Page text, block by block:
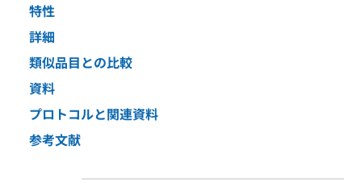
特性
詳細
類似品目との比較
資料
プロトコルと関連資料
参考文献